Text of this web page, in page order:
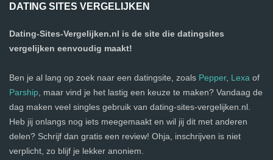
DATING SITES VERGELIJKEN
Dating-Sites-Vergelijken.nl is de site die datingsites
vergelijken eenvoudig maakt!
Ben je al lang op zoek naar een datingsite, zoals Pepper, Lexa of
Parship , maar vind je het lastig een keuze te maken? Vandaag de
dag maken veel singles gebruik van dating-sites-vergelijken.nl.
Heb jij onlangs nog iets meegemaakt en wil jij dit met anderen
delen? Schrijf dan gratis een review! Ohja, inschrijven is niet
verplicht, zo blijf je lekker anoniem.